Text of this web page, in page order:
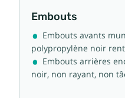
Embouts
Embouts avants
polypropylène noir
Embouts arrières
noir, non rayant, non